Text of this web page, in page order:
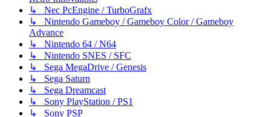
↳ Nec PcEngine / TurboGrafx
↳ Nintendo Gameboy / Gameboy Color / Gameboy
Advance
↳ Nintendo 64 / N64
↳ Nintendo SNES / SFC
↳ Sega MegaDrive / Genesis
↳ Sega Saturn
↳ Sega Dreamcast
↳ Sony PlayStation / PS1
↳ Sony PSP